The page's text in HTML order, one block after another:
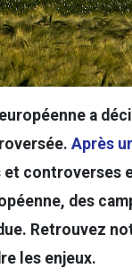
a
Après
et controverses
des
Retrouvez
les enjeux.